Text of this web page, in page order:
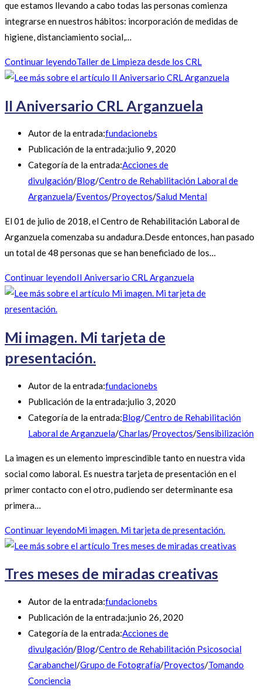
que estamos llevando a cabo todas las personas comienza
integrarse en nuestros hábitos: incorporación de medidas de
higiene, distanciamiento social,…
Continuar leyendoTaller de Limpieza desde los CRL
II Aniversario CRL Arganzuela
Autor de la entrada:fundacionebs
Publicación de la entrada:julio 9, 2020
Categoría de la entrada:Acciones de
divulgación/Blog/Centro de Rehabilitación Laboral de
Arganzuela/Eventos/Proyectos/Salud Mental
El 01 de julio de 2018, el Centro de Rehabilitación Laboral de
Arganzuela comenzaba su andadura.Desde entonces, han pasado
un total de 48 personas que se han beneficiado de los…
Continuar leyendoII Aniversario CRL Arganzuela
Mi imagen. Mi tarjeta de
presentación.
Autor de la entrada:fundacionebs
Publicación de la entrada:julio 3, 2020
Categoría de la entrada:Blog/Centro de Rehabilitación
Laboral de Arganzuela/Charlas/Proyectos/Sensibilización
La imagen es un elemento imprescindible tanto en nuestra vida
social como laboral. Es nuestra tarjeta de presentación en el
primer contacto con el otro, pudiendo ser determinante esa
primera…
Continuar leyendoMi imagen. Mi tarjeta de presentación.
Tres meses de miradas creativas
Autor de la entrada:fundacionebs
Publicación de la entrada:junio 26, 2020
Categoría de la entrada:Acciones de
divulgación/Blog/Centro de Rehabilitación Psicosocial
Carabanchel/Grupo de Fotografía/Proyectos/Tomando
Conciencia